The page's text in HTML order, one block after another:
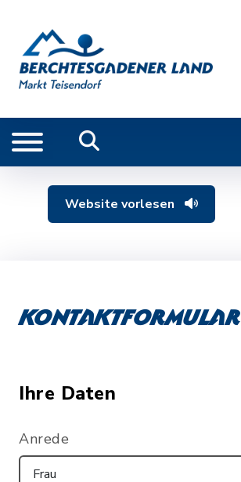
Website vorlesen
Kontaktformular
Ihre Daten
Anrede